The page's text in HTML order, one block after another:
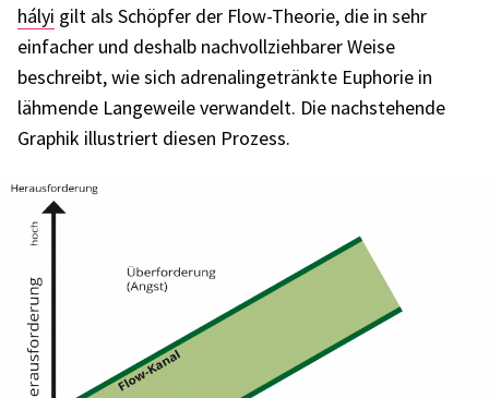
há­lyi gilt als Schöp­fer der Flow-Theo­rie, die in sehr
einfa­cher und deshalb nach­voll­zieh­ba­rer Weise
beschreibt, wie sich adre­na­lin­ge­tränkte Eupho­rie in
lähmende Lange­weile verwan­delt. Die nach­ste­hende
Graphik illus­triert diesen Prozess.